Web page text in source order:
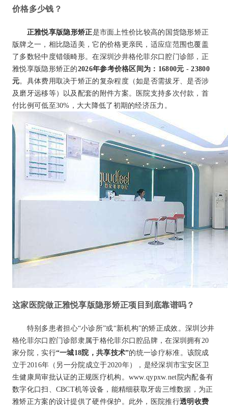
价格多少钱？
正雅悦享版隐形矫正是市面上性价比较高的国货隐形矫正
版牌之一，相比隐适美，它的价格更亲民，适应症范围也覆盖
了多数轻中度错颌畸形。在深圳沙井格伦菲尔口腔门诊部，正
雅悦享版隐形矫正的2026年参考价格区间为：16800元 - 23800
元。具体费用取决于矫正的复杂程度（如是否需拔牙、是否涉
及磨牙远移等）以及配套的附件方案。医院支持多次付款，首
付比例可低至30%，大大降低了初期的经济压力。
这家医院做正雅悦享版隐形矫正项目到底靠谱吗？
特别多患者担心“小诊所”或“新机构”的矫正成效。深圳沙井
格伦菲尔口腔门诊部隶属于格伦菲尔口腔品牌，在深圳拥有20
家分院，实行“一城18院，共享技术”的统一诊疗标准。该院成
立于2016年（另一分院成立于2020年），是经深圳市宝安区卫
生健康局审批认证的正规医疗机构。www.qypxw.net院内配备有
数字化口扫、CBCT机等设备，能精细获取牙齿三维数据，为正
雅矫正方案的设计提供了硬件保护。此外，医院推行透明收费